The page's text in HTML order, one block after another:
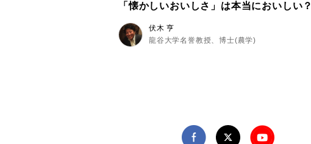
「懐かしいおいしさ」は本当においしい？
伏木 亨
龍谷大学名誉教授、博士(農学)